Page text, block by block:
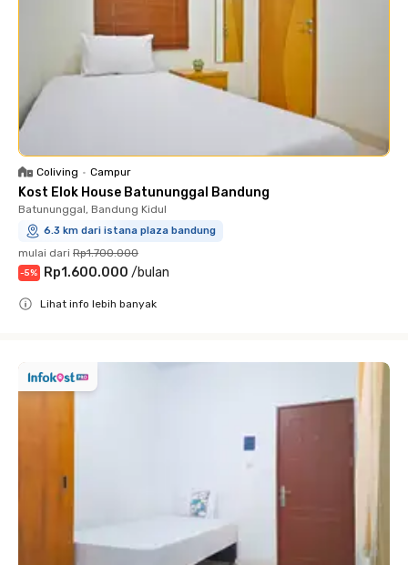
Coliving • Campur
Kost Elok House Batununggal Bandung
Batununggal, Bandung Kidul
6.3 km dari istana plaza bandung
mulai dari Rp1.700.000
-5% Rp1.600.000 /bulan
Lihat info lebih banyak